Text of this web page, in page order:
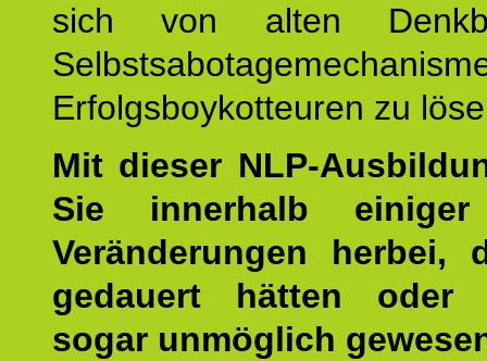
sich von alten
Erfolgsboykotteuren zu
Mit dieser NLP-
Sie innerhalb einiger
Veränderungen herbei,
gedauert hätten oder
sogar unmöglich